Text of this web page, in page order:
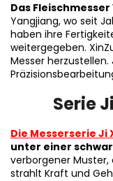
Das Fleischmesser
Yangjiang, wo seit
haben ihre
weitergegeben.
Messer herzustellen.
Serie
Die Messerserie Ji
unter einer
verborgener
strahlt Kraft und